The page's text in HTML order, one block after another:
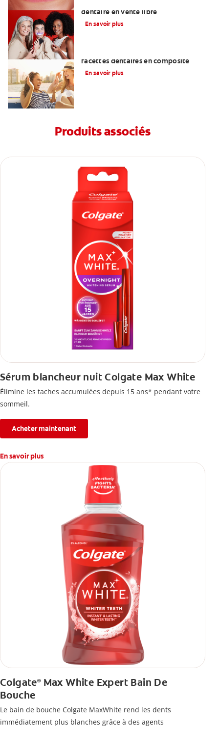
dentaire en vente libre
En savoir plus
facettes dentaires en composite
En savoir plus
Produits associés
Sérum blancheur nuit Colgate Max White
Élimine les taches accumulées depuis 15 ans* pendant votre
sommeil.
Acheter maintenant
En savoir plus
Colgate®Max White Expert Bain De
Bouche
Le bain de bouche Colgate MaxWhite rend les dents
immédiatement plus blanches grâce à des agents